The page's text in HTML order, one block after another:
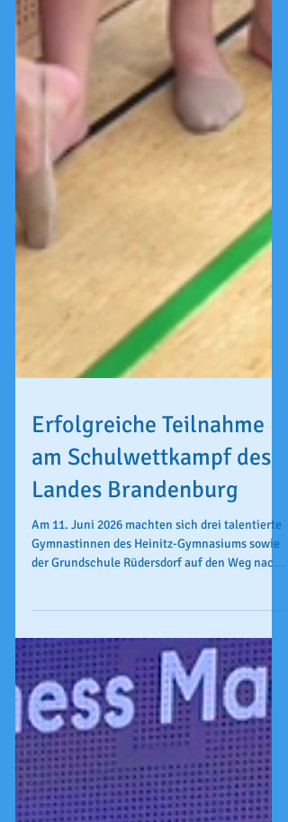
Erfolgreiche Teilnahme
am Schulwettkampf des
Gymnastinnen des Heinitz-Gymnasiums sowie
der Grundschule Rüdersdorf auf den Weg nach
Kleinmachnow, um am Schulwettkampf des
Landes Brandenburg in der Rhythmischen
Sportgymnastik teilzunehmen. Mit einer
Mischung aus Aufregung, Freude und großem
Ehrgeiz präsentierten die drei Mädchen ihre
einstudierten Übungen und wurden für ihren
Einsatz mit hervorragenden Ergebnissen
belohnt. Besonders erfolgreich war Louisa aus